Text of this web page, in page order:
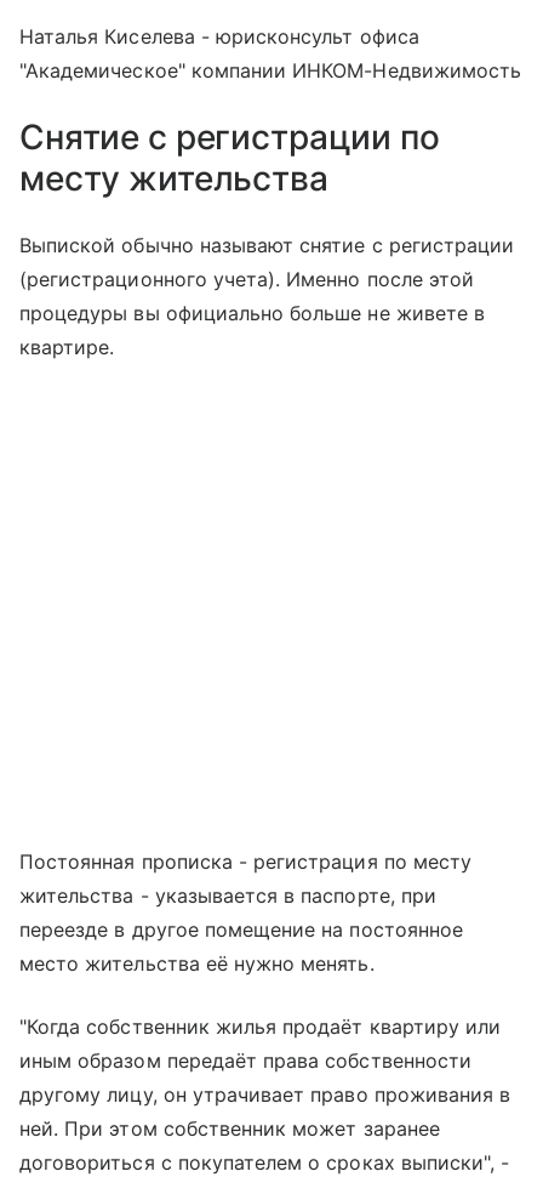
Наталья Киселева - юрисконсульт офиса
"Академическое" компании ИНКОМ-Недвижимость
Снятие с регистрации по
месту жительства
Выпиской обычно называют снятие с регистрации
(регистрационного учета). Именно после этой
процедуры вы официально больше не живете в
квартире.
Постоянная прописка - регистрация по месту
жительства - указывается в паспорте, при
переезде в другое помещение на постоянное
место жительства её нужно менять.
"Когда собственник жилья продаёт квартиру или
иным образом передаёт права собственности
другому лицу, он утрачивает право проживания в
ней. При этом собственник может заранее
договориться с покупателем о сроках выписки", -